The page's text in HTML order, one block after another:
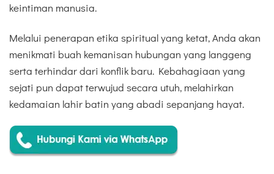
keintiman manusia.
Melalui penerapan etika spiritual yang ketat, Anda akan
menikmati buah kemanisan hubungan yang langgeng
serta terhindar dari konflik baru. Kebahagiaan yang
sejati pun dapat terwujud secara utuh, melahirkan
kedamaian lahir batin yang abadi sepanjang hayat.